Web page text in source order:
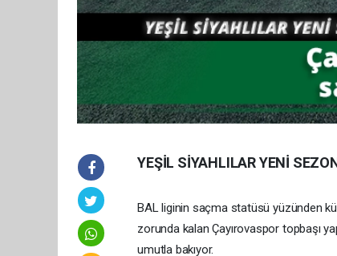
YEŞİL SİYAHLILAR YENİ
BAL liginin saçma statüsü yüzünden
zorunda kalan Çayırovaspor topbaşı
umutla bakıyor.